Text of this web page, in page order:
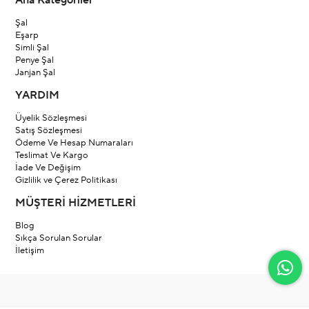
Şal
Eşarp
Simli Şal
Penye Şal
Janjan Şal
YARDIM
Üyelik Sözleşmesi
Satış Sözleşmesi
Ödeme Ve Hesap Numaraları
Teslimat Ve Kargo
İade Ve Değişim
Gizlilik ve Çerez Politikası
MÜŞTERİ HİZMETLERİ
Blog
Sıkça Sorulan Sorular
İletişim